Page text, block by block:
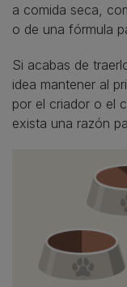
a comida seca,
o de una fórmula
Si acabas de
idea mantener al
por el criador o el
exista una razón